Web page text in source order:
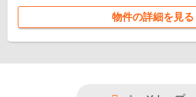
物件の詳細を見る